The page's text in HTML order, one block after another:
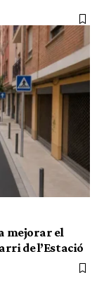
mejorar el
de l’Estació